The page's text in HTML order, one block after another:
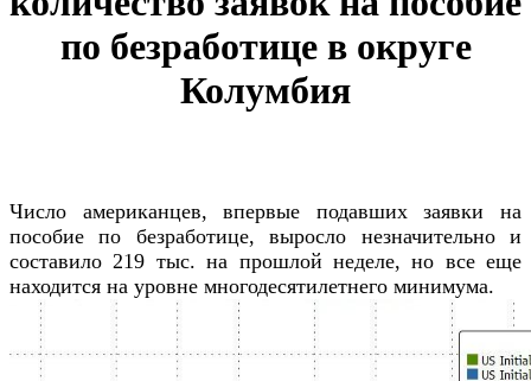
по безработице в округе
Колумбия
Число американцев, впервые подавших заявки на
пособие по безработице, выросло незначительно и
составило 219 тыс. на прошлой неделе, но все еще
находится на уровне многодесятилетнего минимума.